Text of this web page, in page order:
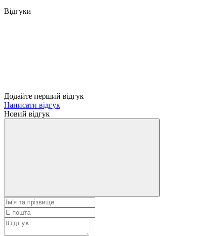
Відгуки
Додайте перший відгук
Написати відгук
Новий відгук